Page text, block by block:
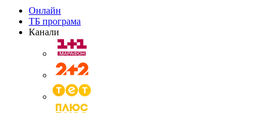
Онлайн
ТБ програма
Канали